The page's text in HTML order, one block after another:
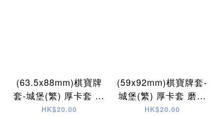
(63.5x88mm)棋寶牌
套-城堡(繁) 厚卡套 磨
砂 55pcs/CHESURE
HK$20.00
(59x92mm)棋寶牌套-
城堡(繁) 厚卡套 磨砂
55pcs/CHESURE
HK$20.00